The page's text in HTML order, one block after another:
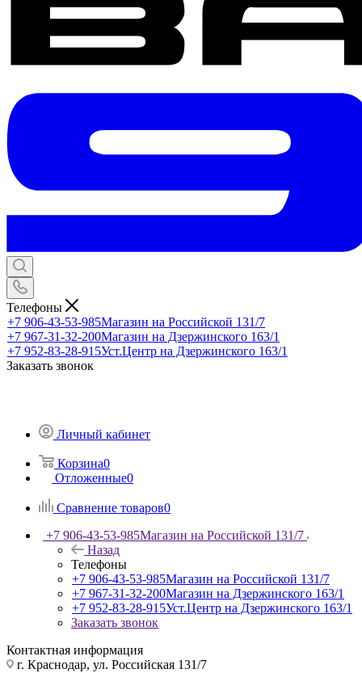
Телефоны
+7 906-43-53-985Магазин на Российской 131/7
+7 967-31-32-200Магазин на Дзержинского 163/1
+7 952-83-28-915Уст.Центр на Дзержинского 163/1
Заказать звонок
Личный кабинет
Корзина0
Отложенные0
Сравнение товаров0
+7 906-43-53-985Магазин на Российской 131/7
Назад
Телефоны
+7 906-43-53-985Магазин на Российской 131/7
+7 967-31-32-200Магазин на Дзержинского 163/1
+7 952-83-28-915Уст.Центр на Дзержинского 163/1
Заказать звонок
Контактная информация
г. Краснодар, ул. Российская 131/7